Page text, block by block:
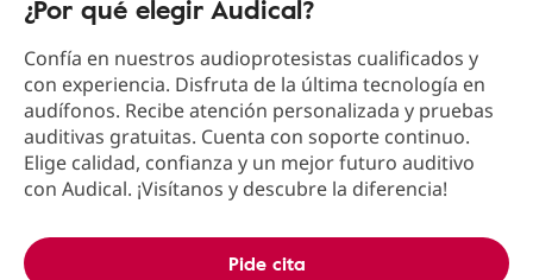
¿Por qué elegir Audical?
Confía en nuestros audioprotesistas cualificados y
con experiencia. Disfruta de la última tecnología en
audífonos. Recibe atención personalizada y pruebas
auditivas gratuitas. Cuenta con soporte continuo.
Elige calidad, confianza y un mejor futuro auditivo
con Audical. ¡Visítanos y descubre la diferencia!
Pide cita